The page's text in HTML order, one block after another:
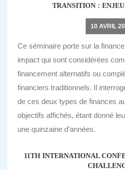
TRANSITION :
10 AVRIL
Ce séminaire porte sur la
impact qui sont considérées
financement alternatifs ou
financiers traditionnels. Il
de ces deux types de finances
objectifs affichés, étant donné
une quinzaine d’années.
11TH INTERNATIONAL